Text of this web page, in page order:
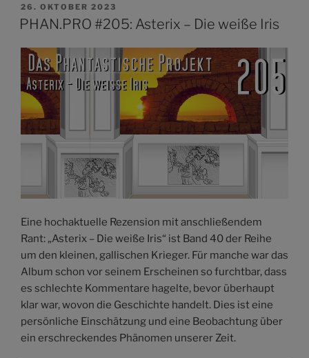
VERÖFFENTLICHT
AM
26. OKTOBER 2023
PHAN.PRO #205: Asterix – Die weiße Iris
Eine hochaktuelle Rezension mit anschließendem
Rant: „Asterix – Die weiße Iris“ ist Band 40 der Reihe
um den kleinen, gallischen Krieger. Für manche war das
Album schon vor seinem Erscheinen so furchtbar, dass
es schlechte Kommentare hagelte, bevor überhaupt
klar war, wovon die Geschichte handelt. Dies ist eine
persönliche Einschätzung und eine Beobachtung über
ein erschreckendes Phänomen unserer Zeit.